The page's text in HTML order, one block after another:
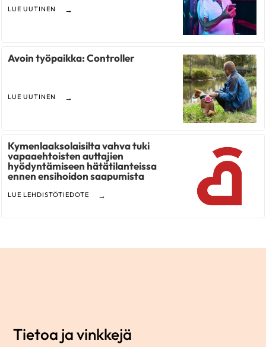
LUE UUTINEN
Avoin työpaikka: Controller
LUE UUTINEN
Kymenlaaksolaisilta vahva tuki
vapaaehtoisten auttajien
hyödyntämiseen hätätilanteissa
ennen ensihoidon saapumista
LUE LEHDISTÖTIEDOTE
Tietoa ja vinkkejä